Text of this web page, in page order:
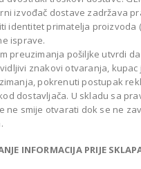
izvođač dostave zadržava
identitet primatelja proizvoda
isprave.
preuzimanja pošiljke utvrdi
znakovi otvaranja,
pokrenuti postupak
dostavljača. U skladu sa
ne smije otvarati dok se ne
INFORMACIJA PRIJE